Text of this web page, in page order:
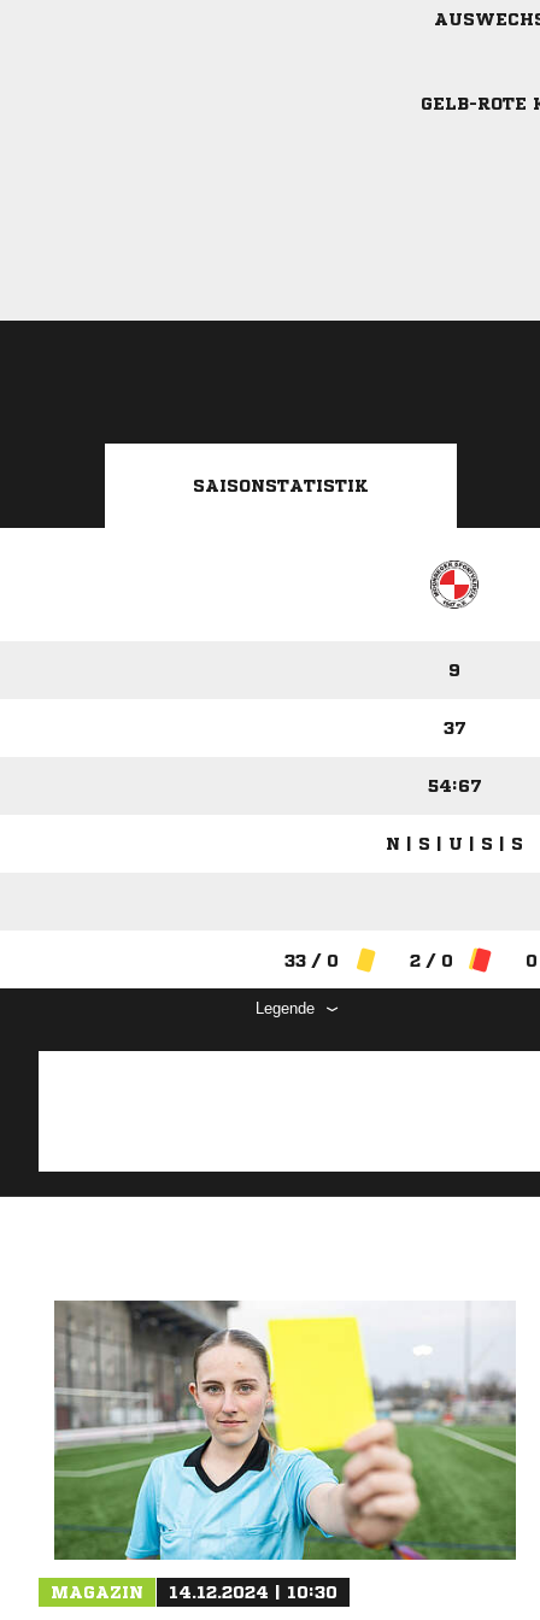
GELB-ROTE
SAISONSTATISTIK
9
37
54:67
N | S | U | S | S
33 / 0 2 / 0
Legende
MAGAZIN 14.12.2024 | 10:30